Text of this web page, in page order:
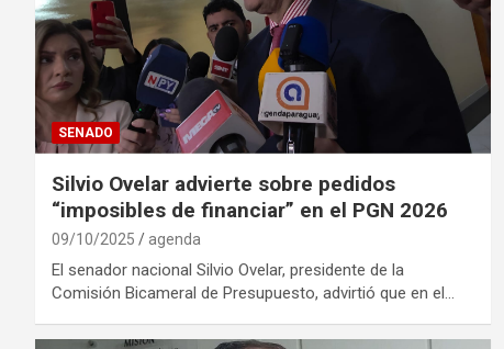
SENADO
Silvio Ovelar advierte sobre pedidos
“imposibles de financiar” en el PGN 2026
09/10/2025 agenda
El senador nacional Silvio Ovelar, presidente de la
Comisión Bicameral de Presupuesto, advirtió que en el…